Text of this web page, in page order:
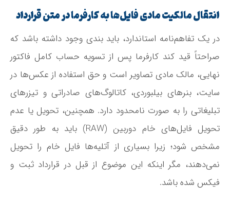
انتقال مالکیت مادی فایل‌ها به کارفرما در متن قرارداد
در یک تفاهم‌نامه استاندارد، باید بندی وجود داشته باشد که
صراحتاً قید کند کارفرما پس از تسویه حساب کامل فاکتور
نهایی، مالک مادی تصاویر است و حق استفاده از عکس‌ها در
سایت، بنرهای بیلبوردی، کاتالوگ‌های صادراتی و تیزرهای
تبلیغاتی را به صورت نامحدود دارد. همچنین، تحویل یا عدم
تحویل فایل‌های خام دوربین (RAW) باید به طور دقیق
مشخص شود؛ زیرا بسیاری از آتلیه‌ها فایل خام را تحویل
نمی‌دهند، مگر اینکه این موضوع از قبل در قرارداد ثبت و
فیکس شده باشد.